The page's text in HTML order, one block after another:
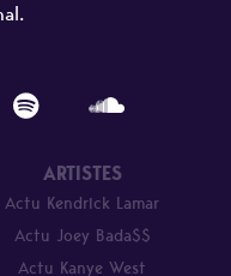
ARTISTES
Actu Kendrick Lamar
Actu Joey Bada$$
Actu Kanye West